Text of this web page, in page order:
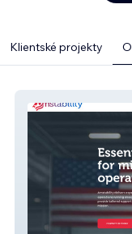
Klientské projekty